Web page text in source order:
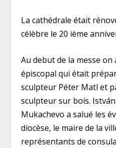
La cathédrale était
célèbre le 20 ième
Au debut de la messe
épiscopal qui était
sculpteur Péter Matl et
sculpteur sur bois.
Mukachevo a salué les
diocèse, le maire de la
représentants de